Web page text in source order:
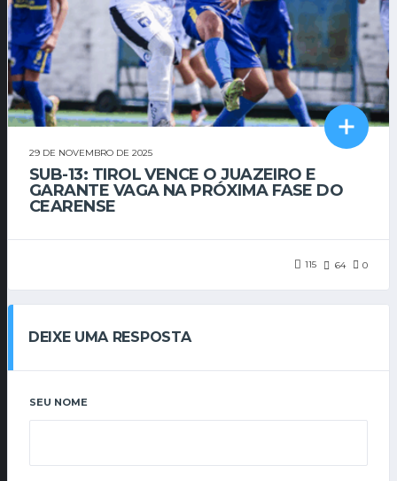
29 DE NOVEMBRO DE 2025
SUB-13: TIROL VENCE O JUAZEIRO E
GARANTE VAGA NA PRÓXIMA FASE DO
CEARENSE
115 64 0
DEIXE UMA RESPOSTA
SEU NOME